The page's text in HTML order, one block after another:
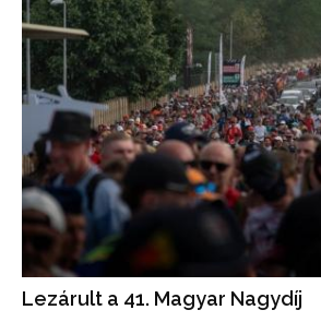
Lezárult a 41. Magyar Nagydíj